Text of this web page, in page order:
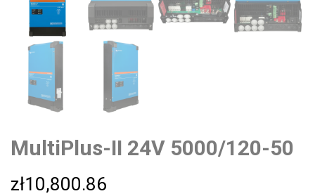
MultiPlus-II 24V 5000/120-50
zł10,800.86